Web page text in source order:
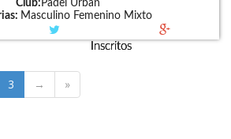
Inscritos
Inscritos
Inscritos
Club: Padel Urban
Masculino Femenino Mixto
Inscritos
3 → »